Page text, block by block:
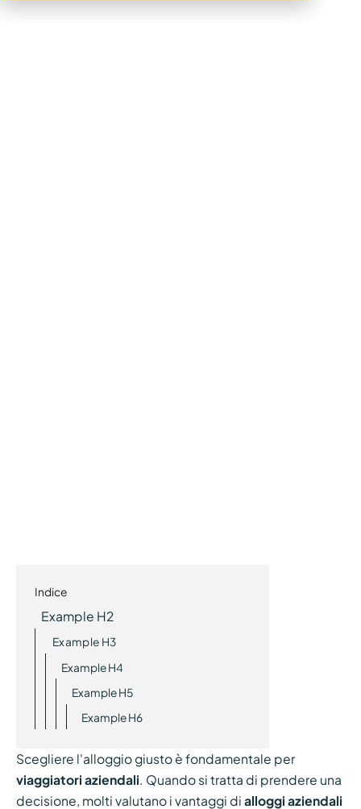
Indice
Example H2
Example H3
Example H4
Example H5
Example H6
Scegliere l'alloggio giusto è fondamentale per
viaggiatori aziendali . Quando si tratta di prendere una
decisione, molti valutano i vantaggi di alloggi aziendali